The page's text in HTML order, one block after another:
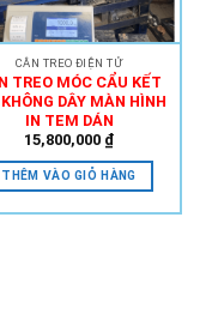
CÂN TREO ĐIỆN TỬ
TREO MÓC CẨU KẾT
DÂY MÀN HÌNH
IN TEM DÁN
15,800,000 ₫
THÊM VÀO GIỎ HÀNG